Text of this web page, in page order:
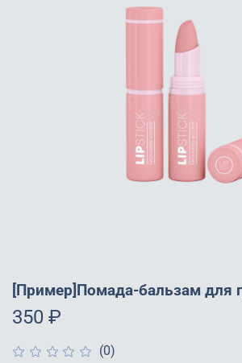
(0)
[Пример]Помада-бальзам для
350 ₽